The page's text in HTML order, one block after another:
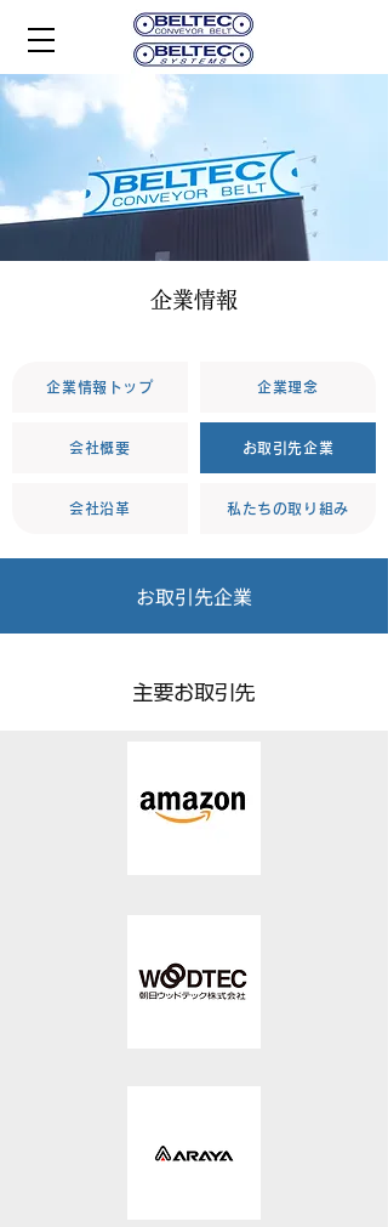
企業情報
企業情報トップ 企業理念
会社概要 お取引先企業
会社沿革 私たちの取り組み
お取引先企業
主要お取引先